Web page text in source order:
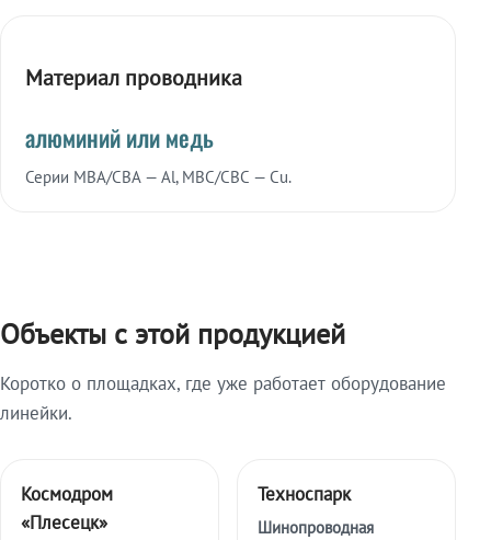
Материал проводника
алюминий или медь
Серии МВА/СВА — Al, МВС/СВС — Cu.
Объекты с этой продукцией
Коротко о площадках, где уже работает оборудование
линейки.
Космодром
«Плесецк»
Техноспарк
Шинопроводная